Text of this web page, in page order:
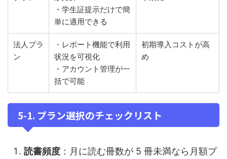
・学生証提示だけで簡
単に適用できる
法人プラ
ン
・レポート機能で利用
状況を可視化
・アカウント管理が一
括で可能
初期導入コストが高
め
5‑1. プラン選択のチェックリスト
読書頻度 ：月に読む冊数が 5 冊未満なら月額プ